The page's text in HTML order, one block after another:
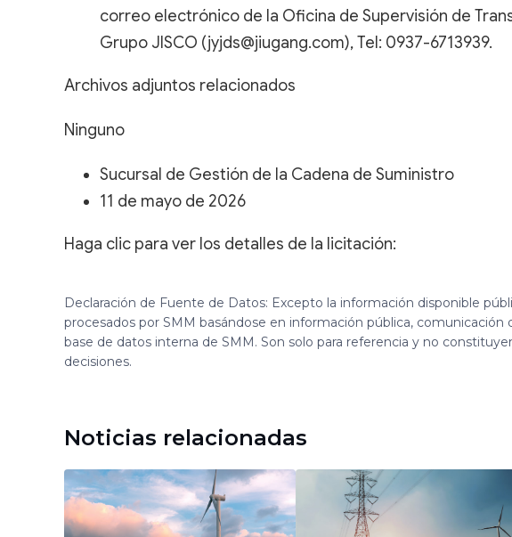
correo electrónico de la Oficina de Supervisión de
Grupo JISCO (jyjds@jiugang.com), Tel: 0937-6713939.
Archivos adjuntos relacionados
Ninguno
Sucursal de Gestión de la Cadena de Suministro
11 de mayo de 2026
Haga clic para ver los detalles de la licitación:
Declaración de Fuente de Datos: Excepto la información disponible
procesados por SMM basándose en información pública,
base de datos interna de SMM. Son solo para referencia y no
decisiones.
Noticias relacionadas